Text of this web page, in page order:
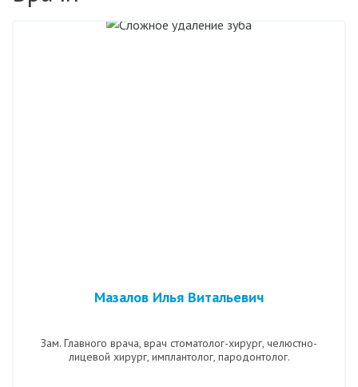
Мазалов Илья Витальевич
Зам. Главного врача, врач стоматолог-хирург, челюстно-
лицевой хирург, имплантолог, пародонтолог.